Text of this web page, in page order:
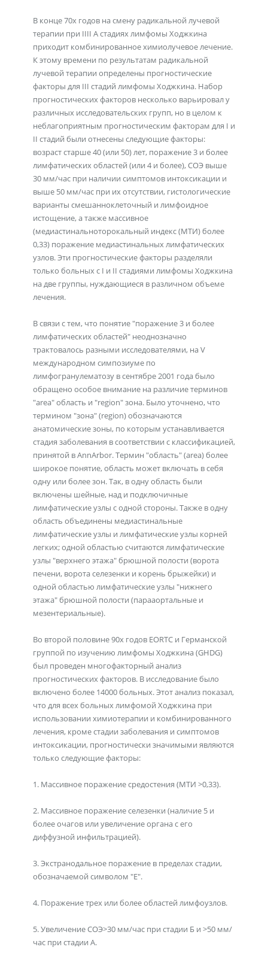
В конце 70х годов на смену радикальной лучевой
терапии при IIII А стадиях лимфомы Ходжкина
приходит комбинированное химиолучевое лечение.
К этому времени по результатам радикальной
лучевой терапии определены прогностические
факторы для III стадий лимфомы Ходжкина. Набор
прогностических факторов несколько варьировал у
различных исследовательских групп, но в целом к
неблагоприятным прогностическим факторам для I и
II стадий были отнесены следующие факторы:
возраст старше 40 (или 50) лет, поражение 3 и более
лимфатических областей (или 4 и более), СОЭ выше
30 мм/час при наличии симптомов интоксикации и
выше 50 мм/час при их отсутствии, гистологические
варианты смешанноклеточный и лимфоидное
истощение, а также массивное
(медиастинальноторокальный индекс (МТИ) более
0,33) поражение медиастинальных лимфатических
узлов. Эти прогностические факторы разделяли
только больных с I и II стадиями лимфомы Ходжкина
на две группы, нуждающиеся в различном объеме
лечения.
В связи с тем, что понятие "поражение 3 и более
лимфатических областей" неоднозначно
трактовалось разными исследователями, на V
международном симпозиуме по
лимфогранулематозу в сентябре 2001 года было
обращено особое внимание на различие терминов
"area" область и "region" зона. Было уточнено, что
термином "зона" (region) обозначаются
анатомические зоны, по которым устанавливается
стадия заболевания в соответствии с классификацией,
принятой в AnnArbor. Термин "область" (area) более
широкое понятие, область может включать в себя
одну или более зон. Так, в одну область были
включены шейные, над и подключичные
лимфатические узлы с одной стороны. Также в одну
область объединены медиастинальные
лимфатические узлы и лимфатические узлы корней
легких; одной областью считаются лимфатические
узлы "верхнего этажа" брюшной полости (ворота
печени, ворота селезенки и корень брыжейки) и
одной областью лимфатические узлы "нижнего
этажа" брюшной полости (парааортальные и
мезентериальные).
Во второй половине 90х годов EORTC и Германской
группой по изучению лимфомы Ходжкина (GHDG)
был проведен многофакторный анализ
прогностических факторов. В исследование было
включено более 14000 больных. Этот анализ показал,
что для всех больных лимфомой Ходжкина при
использовании химиотерапии и комбинированного
лечения, кроме стадии заболевания и симптомов
интоксикации, прогностически значимыми являются
только следующие факторы:
1. Массивное поражение средостения (МТИ >0,33).
2. Массивное поражение селезенки (наличие 5 и
более очагов или увеличение органа с его
диффузной инфильтрацией).
3. Экстранодальное поражение в пределах стадии,
обозначаемой символом "Е".
4. Поражение трех или более областей лимфоузлов.
5. Увеличение СОЭ>30 мм/час при стадии Б и >50 мм/
час при стадии А.